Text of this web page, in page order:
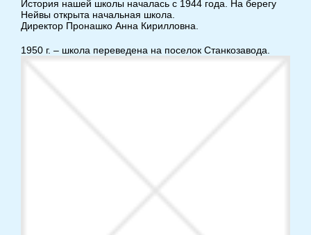
История нашей школы началась с 1944 года. На берегу
Нейвы открыта начальная школа.
Директор Пронашко Анна Кирилловна.
1950 г. – школа переведена на поселок Станкозавода.